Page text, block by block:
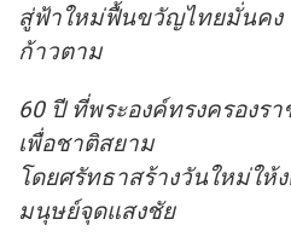
สู่ฟ้าใหม่ฟื้นขวัญไทยมั่นคง
ก้าวตาม
60 ปี ที่พระองค์ทรงครองร
เพื่อชาติสยาม
โดยศรัทธาสร้างวันใหม่ให้
มนุษย์จุดแสงชัย